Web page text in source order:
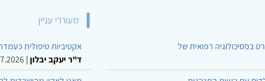
בפסיכולוגיה רפואית של
מעוררי עניין
אקטיביות טיפולית
ד"ר יעקב יבלון |